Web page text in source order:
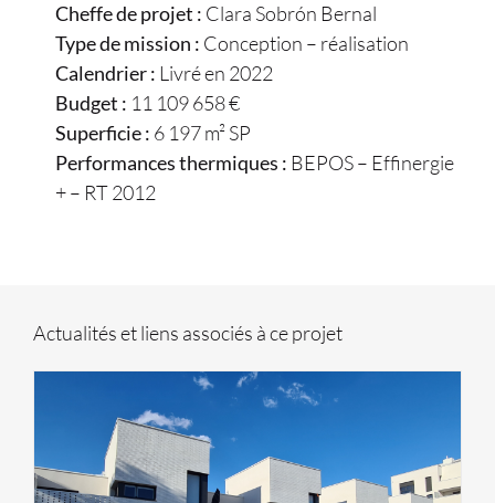
Cheffe de projet : Clara Sobrón Bernal
Type de mission : Conception – réalisation
Calendrier : Livré en 2022
Budget : 11 109 658 €
Superficie : 6 197 m² SP
Performances thermiques : BEPOS – Effinergie
+ – RT 2012
Actualités et liens associés à ce projet